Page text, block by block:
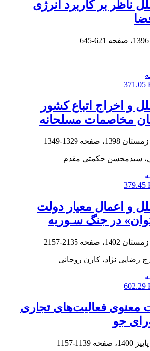
ناظر بر کاربرد انرژی
621-645
371.05
و اخراج اتباع کشور
مخاصمات مسلحانه
1329-1349
سیدمحسن حکمتی مقدم
379.45
و اعمال معیار دولت
در جنگ سـوریه
2135-2157
رضایی نژاد، کارن روحانی
602.29
معنوی فعالیت‌های تجاری
جو
1139-1157